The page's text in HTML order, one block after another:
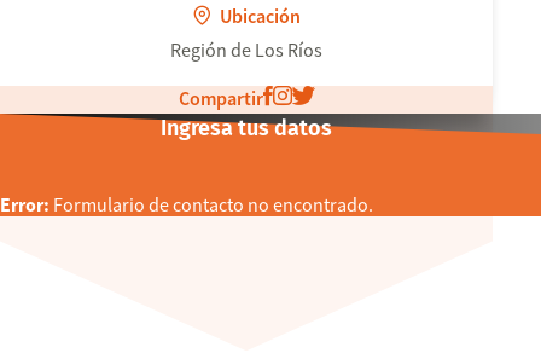
Ubicación
Región de Los Ríos
Compartir
Ingresa tus datos
Error: Formulario de contacto no encontrado.